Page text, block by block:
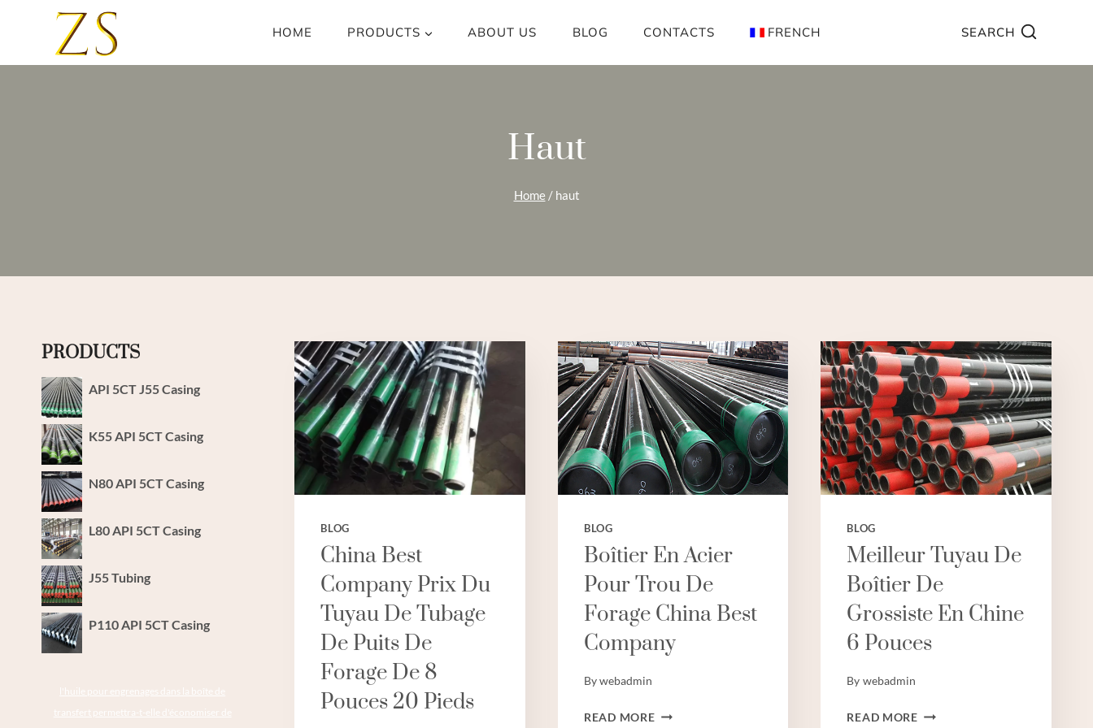
HOME PRODUCTS ABOUT US BLOG CONTACTS FRENCH SEARCH
Haut
Home / haut
BLOG
China Best
Company Prix Du
Tuyau De Tubage
De Puits De
Forage De 8
Pouces 20 Pieds
BLOG
Boîtier En Acier
Pour Trou De
Forage China Best
Company
Bywebadmin
READ MOREBOÎTIER
BLOG
Meilleur Tuyau De
Boîtier De
Grossiste En Chine
6 Pouces
By webadmin
READ MOREMEILLEUR
PRODUCTS
API 5CT J55 Casing
K55 API 5CT Casing
N80 API 5CT Casing
L80 API 5CT Casing
J55 Tubing
P110 API 5CT Casing
l'huile pour engrenages dans la boîte de
transfert permettra-t-elle d'économiser de